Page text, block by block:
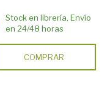
Stock en librería. Envío
en 24/48 horas
COMPRAR